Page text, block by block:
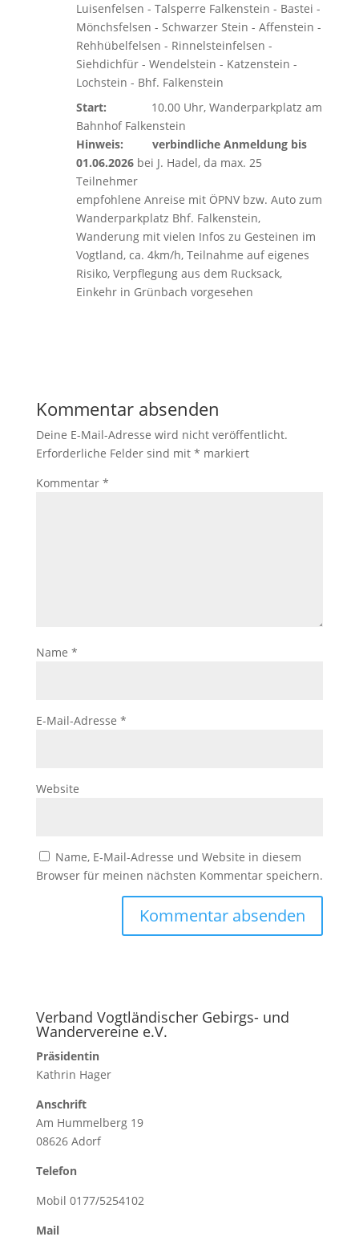
Luisenfelsen - Talsperre Falkenstein - Bastei -
Mönchsfelsen - Schwarzer Stein - Affenstein -
Rehhübelfelsen - Rinnelsteinfelsen -
Siehdichfür - Wendelstein - Katzenstein -
Lochstein - Bhf. Falkenstein
Start: 10.00 Uhr, Wanderparkplatz am
Bahnhof Falkenstein
Hinweis:
verbindliche Anmeldung bis
01.06.2026bei J. Hadel, da max. 25
Teilnehmer
empfohlene Anreise mit ÖPNV bzw. Auto zum
Wanderparkplatz Bhf. Falkenstein,
Wanderung mit vielen Infos zu Gesteinen im
Vogtland, ca. 4km/h, Teilnahme auf eigenes
Risiko, Verpflegung aus dem Rucksack,
Einkehr in Grünbach vorgesehen
Kommentar absenden
Deine E-Mail-Adresse wird nicht veröffentlicht.
Erforderliche Felder sind mit * markiert
Kommentar *
Name *
E-Mail-Adresse *
Website
Name, E-Mail-Adresse und Website in diesem
Browser für meinen nächsten Kommentar speichern.
Verband Vogtländischer Gebirgs- und
Wandervereine e.V.
Präsidentin
Kathrin Hager
Anschrift
Am Hummelberg 19
08626 Adorf
Telefon
Mobil 0177/5254102
Mail